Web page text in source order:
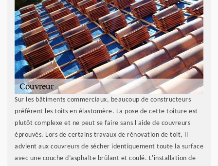
Sur les bâtiments commerciaux, beaucoup de constructeurs
préfèrent les toits en élastomère. La pose de cette toiture est
plutôt complexe et ne peut se faire sans l'aide de couvreurs
éprouvés. Lors de certains travaux de rénovation de toit, il
advient aux couvreurs de sécher identiquement toute la surface
avec une couche d’asphalte brûlant et coulé. L'installation de